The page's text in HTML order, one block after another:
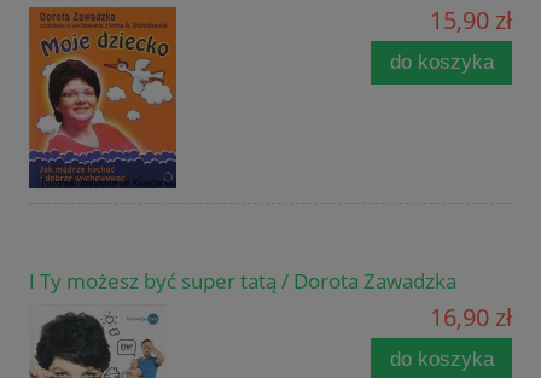
15,90 zł
do koszyka
I Ty możesz być super tatą / Dorota Zawadzka
16,90 zł
do koszyka